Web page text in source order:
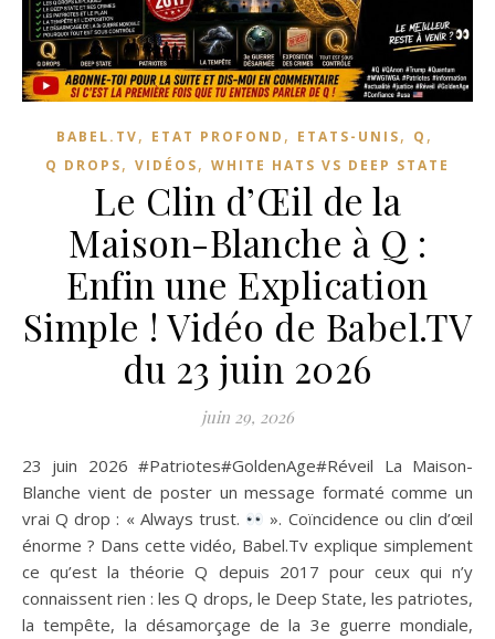
BABEL.TV, ETAT PROFOND , ETATS-UNIS, Q ,
Q DROPS, VIDÉOS, WHITE HATS VS DEEP STATE
Le Clin d’Œil de la
Maison-Blanche à Q :
Enfin une Explication
Simple ! Vidéo de Babel.TV
du 23 juin 2026
juin 29, 2026
23 juin 2026 #Patriotes#GoldenAge#Réveil La Maison-
Blanche vient de poster un message formaté comme un
vrai Q drop : « Always trust.
». Coïncidence ou clin d’œil
énorme ? Dans cette vidéo, Babel.Tv explique simplement
ce qu’est la théorie Q depuis 2017 pour ceux qui n’y
connaissent rien : les Q drops, le Deep State, les patriotes,
la tempête, la désamorçage de la 3e guerre mondiale,